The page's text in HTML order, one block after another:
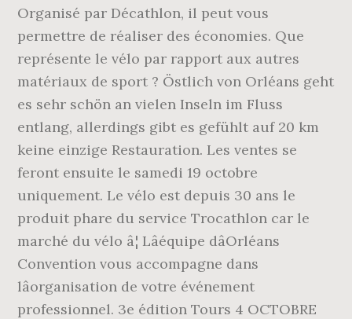
Organisé par Décathlon, il peut vous
permettre de réaliser des économies. Que
représente le vélo par rapport aux autres
matériaux de sport ? Östlich von Orléans geht
es sehr schön an vielen Inseln im Fluss
entlang, allerdings gibt es gefühlt auf 20 km
keine einzige Restauration. Les ventes se
feront ensuite le samedi 19 octobre
uniquement. Le vélo est depuis 30 ans le
produit phare du service Trocathlon car le
marché du vélo â¦ Lâéquipe dâOrléans
Convention vous accompagne dans
lâorganisation de votre événement
professionnel. 3e édition Tours 4 OCTOBRE